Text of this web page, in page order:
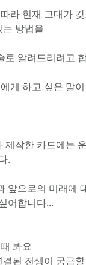
라 현재 그대가
는 방법을
로 알려드리려고
게 하고 싶은 말
제작한 카드에는
.
앞으로의 미래에
어합니다...
봐요
된 전생이 궁금할